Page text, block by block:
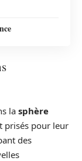
la sphère
prisés pour leur
des